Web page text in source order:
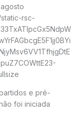
e pré-
foi iniciada